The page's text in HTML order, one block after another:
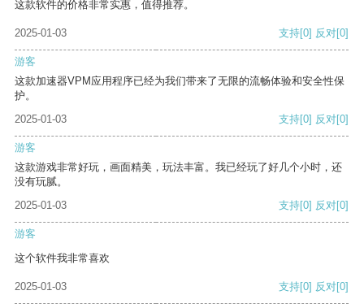
这款软件的价格非常实惠，值得推荐。
2025-01-03 支持[0] 反对[0]
游客
这款加速器VPM应用程序已经为我们带来了无限的流畅体验和安全性保
护。
2025-01-03
支持[0] 反对[0]
游客
这款游戏非常好玩，画面精美，玩法丰富。我已经玩了好几个小时，还
没有玩腻。
2025-01-03
支持[0] 反对[0]
游客
这个软件我非常喜欢
2025-01-03 支持[0] 反对[0]